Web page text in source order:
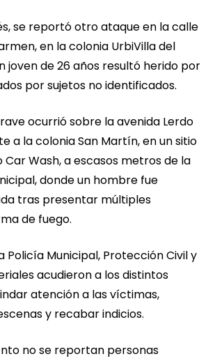
se reportó otro ataque en la calle
en la colonia UrbiVilla del
joven de 26 años resultó herido por
por sujetos no identificados.
ocurrió sobre la avenida Lerdo
a la colonia San Martín, en un sitio
Wash, a escasos metros de la
donde un hombre fue
tras presentar múltiples
de fuego.
Policía Municipal, Protección Civil y
acudieron a los distintos
atención a las víctimas,
y recabar indicios.
no se reportan personas